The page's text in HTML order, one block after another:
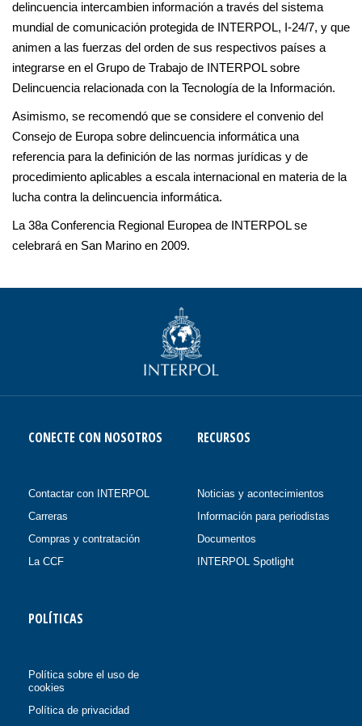
delincuencia intercambien información a través del sistema
mundial de comunicación protegida de INTERPOL, I-24/7, y que
animen a las fuerzas del orden de sus respectivos países a
integrarse en el Grupo de Trabajo de INTERPOL sobre
Delincuencia relacionada con la Tecnología de la Información.
Asimismo, se recomendó que se considere el convenio del
Consejo de Europa sobre delincuencia informática una
referencia para la definición de las normas jurídicas y de
procedimiento aplicables a escala internacional en materia de la
lucha contra la delincuencia informática.
La 38a Conferencia Regional Europea de INTERPOL se
celebrará en San Marino en 2009.
CONECTE CON NOSOTROS
Contactar con INTERPOL
Carreras
Compras y contratación
La CCF
RECURSOS
Noticias y acontecimientos
Información para periodistas
Documentos
INTERPOL Spotlight
POLÍTICAS
Política sobre el uso de
cookies
Política de privacidad